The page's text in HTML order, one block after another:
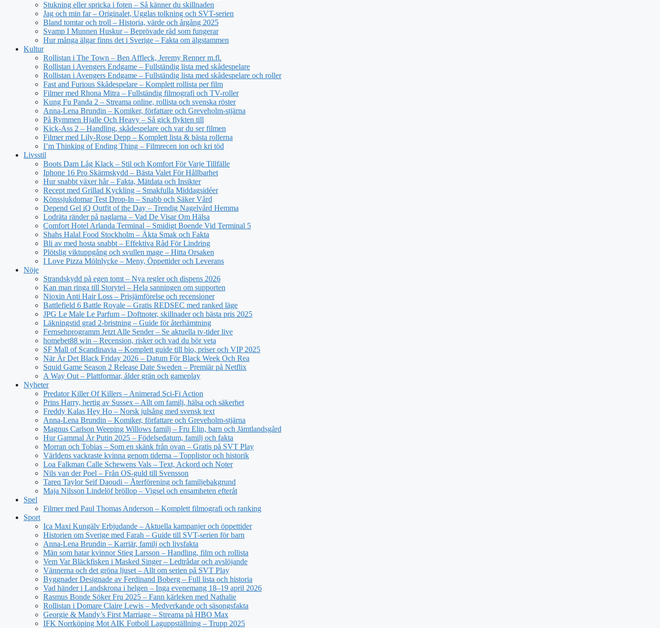
Stukning eller spricka i foten – Så känner du skillnaden
Jag och min far – Originalet, Ugglas tolkning och SVT-serien
Bland tomtar och troll – Historia, värde och årgång 2025
Svamp I Munnen Huskur – Beprövade råd som fungerar
Hur många älgar finns det i Sverige – Fakta om älgstammen
Kultur
Rollistan i The Town – Ben Affleck, Jeremy Renner m.fl.
Rollistan i Avengers Endgame – Fullständig lista med skådespelare
Rollistan i Avengers Endgame – Fullständig lista med skådespelare och roller
Fast and Furious Skådespelare – Komplett rollista per film
Filmer med Rhona Mitra – Fullständig filmografi och TV-roller
Kung Fu Panda 2 – Streama online, rollista och svenska röster
Anna-Lena Brundin – Komiker, författare och Greveholm-stjärna
På Rymmen Hjalle Och Heavy – Så gick flykten till
Kick-Ass 2 – Handling, skådespelare och var du ser filmen
Filmer med Lily-Rose Depp – Komplett lista & bästa rollerna
I’m Thinking of Ending Thing – Filmrecen ion och kri töd
Livsstil
Boots Dam Låg Klack – Stil och Komfort För Varje Tillfälle
Iphone 16 Pro Skärmskydd – Bästa Valet För Hållbarhet
Hur snabbt växer hår – Fakta, Mätdata och Insikter
Recept med Grillad Kyckling – Smakfulla Middagsidéer
Könssjukdomar Test Drop-In – Snabb och Säker Vård
Depend Gel iQ Outfit of the Day – Trendig Nagelvård Hemma
Lodräta ränder på naglarna – Vad De Visar Om Hälsa
Comfort Hotel Arlanda Terminal – Smidigt Boende Vid Terminal 5
Shahs Halal Food Stockholm – Äkta Smak och Fakta
Bli av med hosta snabbt – Effektiva Råd För Lindring
Plötslig viktuppgång och svullen mage – Hitta Orsaken
I Love Pizza Mölnlycke – Meny, Öppettider och Leverans
Nöje
Strandskydd på egen tomt – Nya regler och dispens 2026
Kan man ringa till Storytel – Hela sanningen om supporten
Nioxin Anti Hair Loss – Prisjämförelse och recensioner
Battlefield 6 Battle Royale – Gratis REDSEC med ranked läge
JPG Le Male Le Parfum – Doftnoter, skillnader och bästa pris 2025
Läkningstid grad 2-bristning – Guide för återhämtning
Fernsehprogramm Jetzt Alle Sender – Se aktuella tv-tider live
homebet88 win – Recension, risker och vad du bör veta
SF Mall of Scandinavia – Komplett guide till bio, priser och VIP 2025
När Är Det Black Friday 2026 – Datum För Black Week Och Rea
Squid Game Season 2 Release Date Sweden – Premiär på Netflix
A Way Out – Plattformar, ålder grän och gameplay
Nyheter
Predator Killer Of Killers – Animerad Sci-Fi Action
Prins Harry, hertig av Sussex – Allt om familj, hälsa och säkerhet
Freddy Kalas Hey Ho – Norsk julsång med svensk text
Anna-Lena Brundin – Komiker, författare och Greveholm-stjärna
Magnus Carlson Weeping Willows familj – Fru Elin, barn och Jämtlandsgård
Hur Gammal Är Putin 2025 – Födelsedatum, familj och fakta
Morran och Tobias – Som en skänk från ovan – Gratis på SVT Play
Världens vackraste kvinna genom tiderna – Topplistor och historik
Loa Falkman Calle Schewens Vals – Text, Ackord och Noter
Nils van der Poel – Från OS-guld till Svensson
Tareq Taylor Seif Daoudi – Återförening och familjebakgrund
Maja Nilsson Lindelöf bröllop – Vigsel och ensamheten efteråt
Spel
Filmer med Paul Thomas Anderson – Komplett filmografi och ranking
Sport
Ica Maxi Kungälv Erbjudande – Aktuella kampanjer och öppettider
Historien om Sverige med Farah – Guide till SVT-serien för barn
Anna-Lena Brundin – Karriär, familj och livsfakta
Män som hatar kvinnor Stieg Larsson – Handling, film och rollista
Vem Var Bläckfisken i Masked Singer – Ledtrådar och avslöjande
Vännerna och det gröna ljuset – Allt om serien på SVT Play
Byggnader Designade av Ferdinand Boberg – Full lista och historia
Vad händer i Landskrona i helgen – Inga evenemang 18–19 april 2026
Rasmus Bonde Söker Fru 2025 – Fann kärleken med Nathalie
Rollistan i Domare Claire Lewis – Medverkande och säsongsfakta
Georgie & Mandy’s First Marriage – Streama på HBO Max
IFK Norrköping Mot AIK Fotboll Laguppställning – Trupp 2025